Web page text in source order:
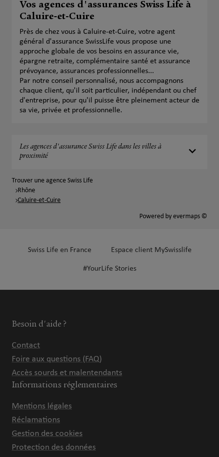
Vos agences d'assurances Swiss Life à
Caluire-et-Cuire
Près de chez vous à Caluire-et-Cuire, votre agent
général d'assurance SwissLife vous propose une
approche globale de vos besoins en assurance vie,
épargne retraite, complémentaire santé et assurance
prévoyance, assurances professionnelles...
Par notre conseil personnalisé, nous accompagnons
chaque client, qu'il soit particulier, indépendant ou chef
d'entreprise, pour qu'il puisse être pleinement acteur de
sa vie, privée et professionnelle.
Les agences d'assurance Swiss Life dans les villes à
proximité
Trouver une agence Swiss Life
Rhône
Caluire-et-Cuire
Powered by evermaps ©
Swiss Life en France Espace client MySwisslife
#YourLife Stories
Besoin d'aide ?
Contact
Foire aux questions (FAQ)
Accès sourds et malentendants
Informations réglementaires
Mentions légales
Réclamations
Gestion des cookies
Protection des données